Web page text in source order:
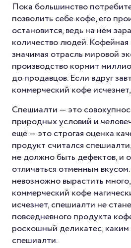
Пока большинство
позволить себе кофе, его
остановится, ведь на нём
количество людей.
значимая отрасль мировой
производство кормит
до продавцов. Если вдруг
коммерческий кофе
Спешиалти — это
природных условий и
ещё — это строгая оценка
продукт считался
не должно быть дефектов, и
отличаться отменным
невозможно вырастить
коммерческий кофе
исчезнет, спешиалти не
повседневного продукта
роскошный деликатес, каким
спешиалти.